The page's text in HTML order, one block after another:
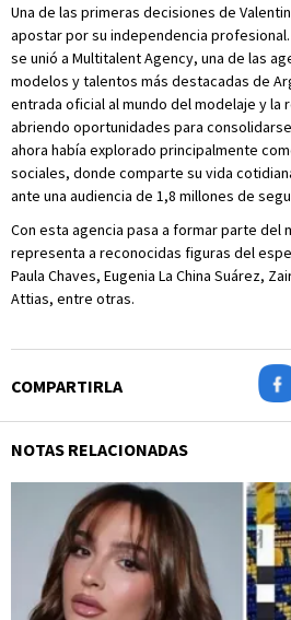
Una de las primeras decisiones de
apostar por su independencia
se unió a Multitalent Agency, una de las
modelos y talentos más destacadas de
entrada oficial al mundo del modelaje y
abriendo oportunidades para
ahora había explorado principalmente
sociales, donde comparte su vida
ante una audiencia de 1,8 millones de
Con esta agencia pasa a formar parte del
representa a reconocidas figuras del
Paula Chaves, Eugenia La China Suárez,
Attias, entre otras.
COMPARTIRLA
NOTAS RELACIONADAS